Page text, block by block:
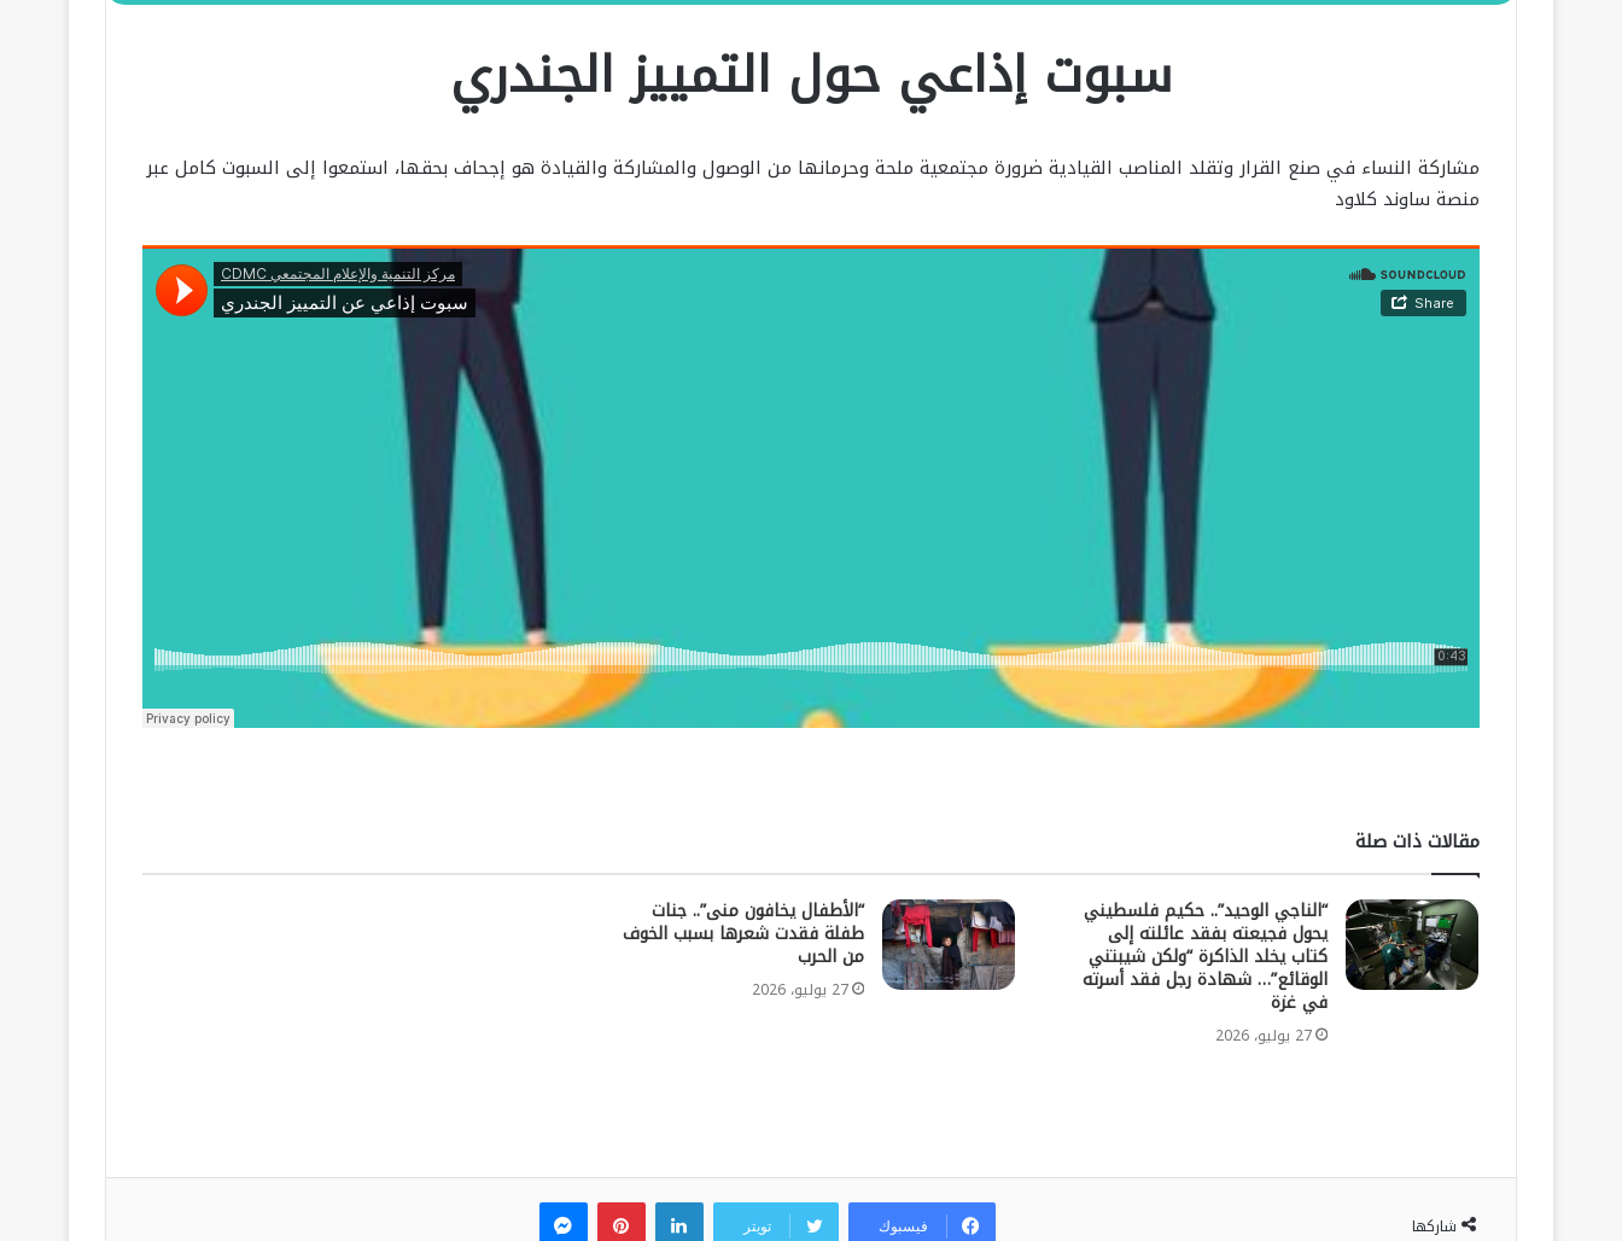
سبوت إذاعي حول التمييز الجندري
مشاركة النساء في صنع القرار وتقلد المناصب القيادية ضرورة مجتمعية ملحة وحرمانها من الوصول والمشاركة والقيادة هو إجحاف بحقها، استمعوا إلى السبوت كامل عبر
منصة ساوند كلاود
مقالات ذات صلة
“الناجي الوحيد”.. حكيم فلسطيني
يحول فجيعته بفقد عائلته إلى
كتاب يخلد الذاكرة “ولكن شيبتني
الوقائع”… شهادة رجل فقد أسرته
في غزة
27 يوليو، 2026
“الأطفال يخافون منى”.. جنات
طفلة فقدت شعرها بسبب الخوف
من الحرب
27 يوليو، 2026
شاركها فيسبوك تويتر
لينكدإن بينتيريستماسنجر